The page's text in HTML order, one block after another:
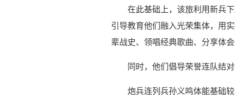
在此基础上，该旅利用新兵
引导教育他们融入光荣集体，用
辈战史、领唱经典歌曲、分享体
同时，他们倡导荣誉连队结
炮兵连列兵孙义鸣体能基础